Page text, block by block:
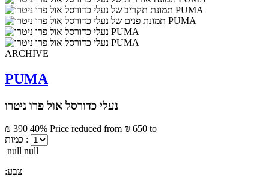
ARCHIVE
PUMA
נעלי כדורסל אול פרו ניטרו
₪ 390 40% Price reduced from₪ 650 to
כמות :
null null
:צבע